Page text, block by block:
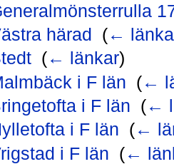
härad
(←
‎ (← länkar)
i F län (←
i F län (←
i F län (←
i F län (←